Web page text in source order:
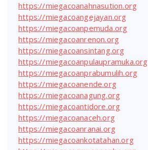
https://miegacoanahnasution.org
https://miegacoangejayan.org
https://miegacoanpemuda.org
https://miegacoanrenon.org
https://miegacoansintang.org
https://miegacoanpulaupramuka.org
https://miegacoanprabumulih.org
https://miegacoanende.org
https://miegacoanagung.org
https://miegacoantidore.org
https://miegacoanaceh.org
https://miegacoanranai.org
https://miegacoankotatahan.org